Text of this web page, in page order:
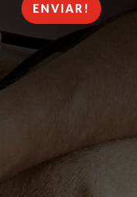
ENVIAR!